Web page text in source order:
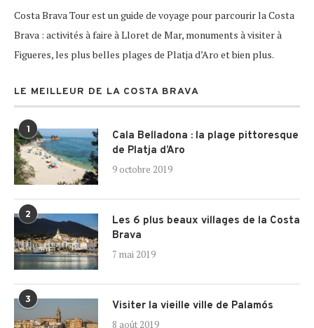
Costa Brava Tour est un guide de voyage pour parcourir la Costa
Brava : activités à faire à Lloret de Mar, monuments à visiter à
Figueres, les plus belles plages de Platja d’Aro et bien plus.
LE MEILLEUR DE LA COSTA BRAVA
1
Cala Belladona : la plage pittoresque
de Platja d’Aro
9 octobre 2019
2
Les 6 plus beaux villages de la Costa
Brava
7 mai 2019
3 Visiter la vieille ville de Palamós
8 août 2019